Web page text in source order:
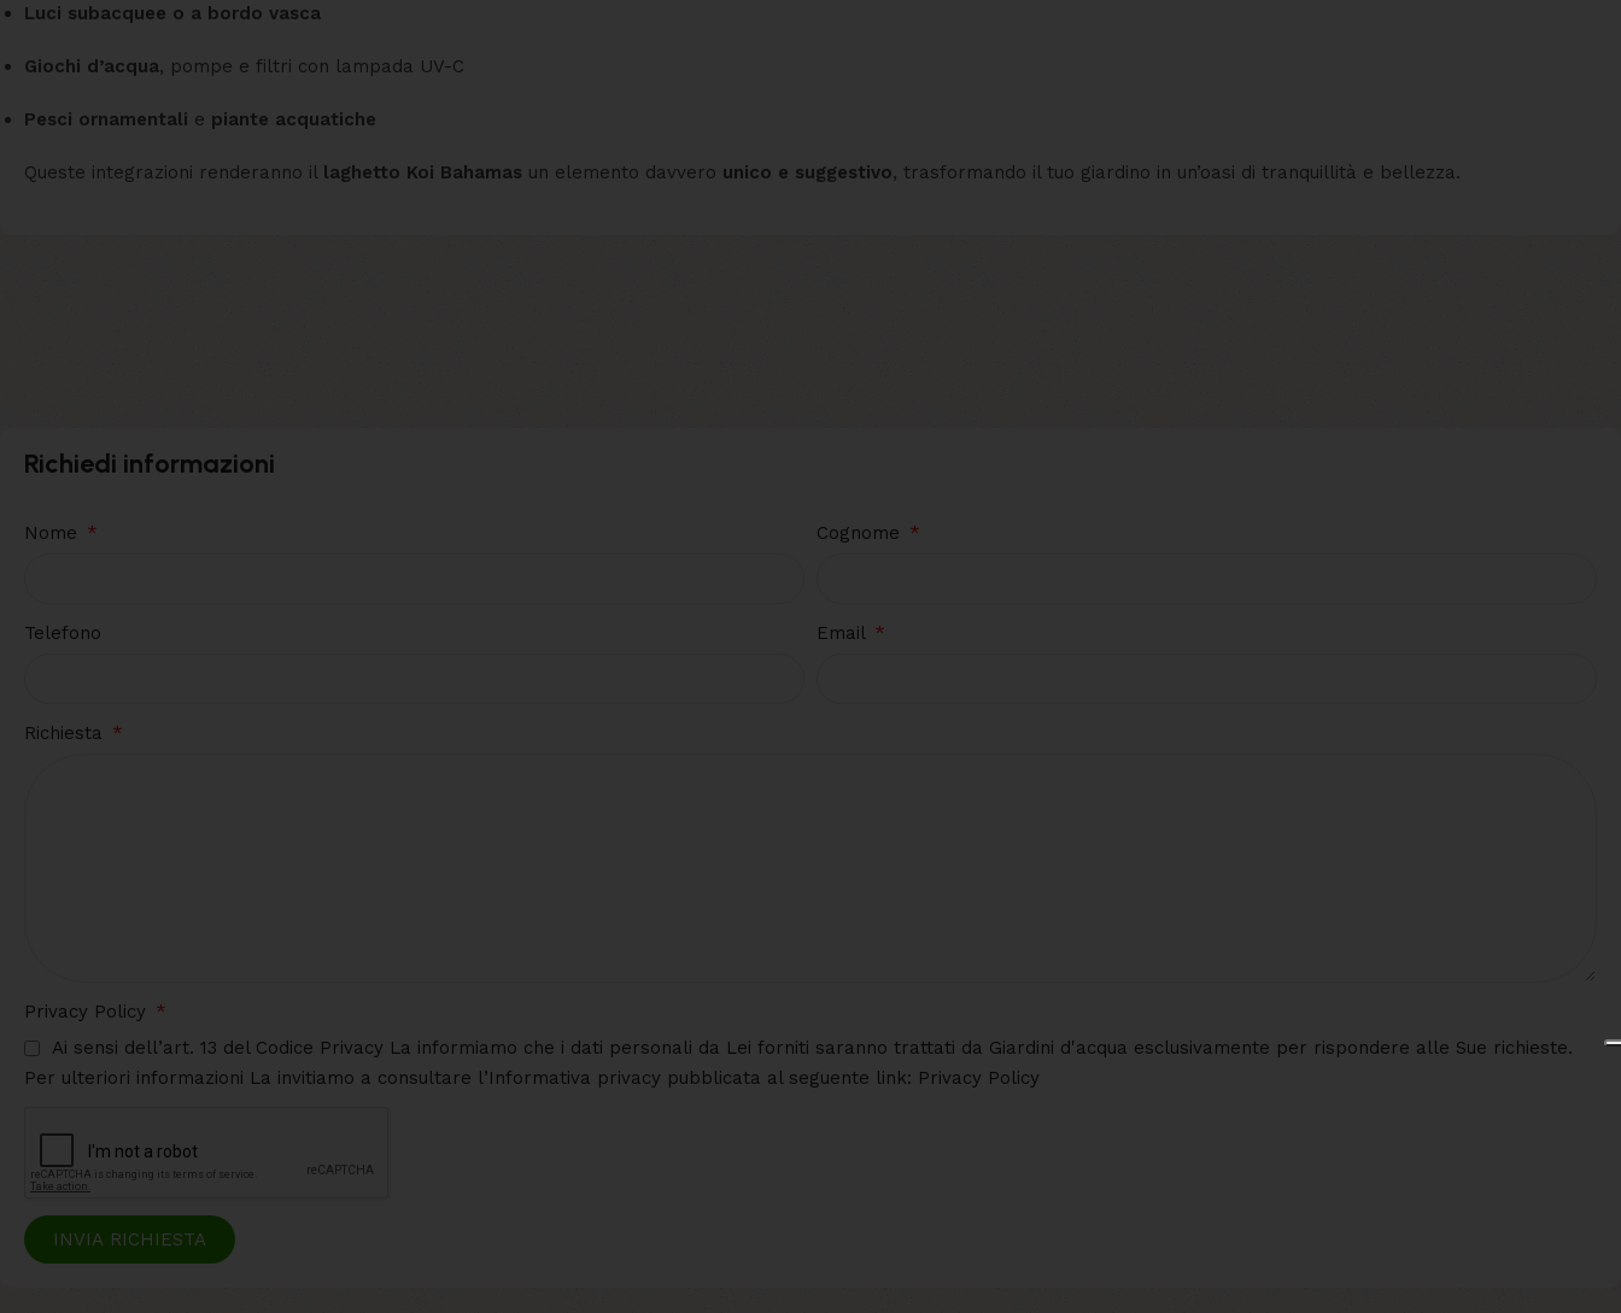
Luci subacquee o a bordo vasca
Giochi d’acqua, pompe e filtri con lampada UV-C
Pesci ornamentali e piante acquatiche
Queste integrazioni renderanno il laghetto Koi Bahamas un elemento davvero unico e suggestivo, trasformando il tuo giardino in un’oasi di tranquillità e bellezza.
Richiedi informazioni
Nome Cognome
Telefono Email
Richiesta
Privacy Policy
Ai sensi dell’art. 13 del Codice Privacy La informiamo che i dati personali da Lei forniti saranno trattati da Giardini d'acqua esclusivamente per rispondere alle Sue richieste.
Per ulteriori informazioni La invitiamo a consultare l’Informativa privacy pubblicata al seguente link: Privacy Policy
INVIA RICHIESTA